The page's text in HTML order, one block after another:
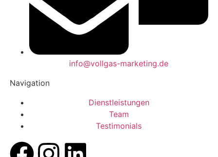
info@vollgas-marketing.de
Navigation
Dienstleistungen
Team
Testimonials